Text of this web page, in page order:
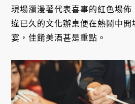
現場瀰漫著代表喜事的紅色場佈
違已久的文化辦桌便在熱鬧中開
宴，佳餚美酒甚是重點。